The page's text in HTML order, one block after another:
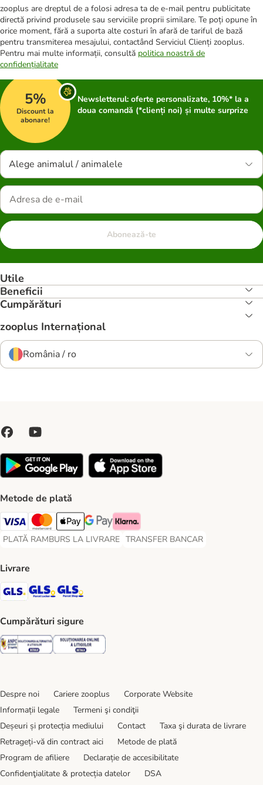
zooplus are dreptul de a folosi adresa ta de e-mail pentru publicitate
directă privind produsele sau serviciile proprii similare. Te poți opune în
orice moment, fără a suporta alte costuri în afară de tariful de bază
pentru transmiterea mesajului, contactând Serviciul Clienți zooplus.
Pentru mai multe informații, consultă politica noastră de
confidențialitate
5%
Discount la
abonare!
Newsletterul: oferte personalizate, 10%* la a
doua comandă (*clienți noi) și multe surprize
Alege animalul / animalele
Abonează-te
Utile
Beneficii
Cumpărături
zooplus Internațional
România / ro
Metode de plată
Visa Payment Method
Master Card Payment Method
Apple Pay Payment Method
Google Pay Payment Method
Klarna Payment Method
PLATĂ RAMBURS LA LIVRARE
PLATĂ RAMBURS LA LIVRARE Payment Method
TRANSFER BANCAR
TRANSFER BANCAR Payment
Livrare
GLS Shipping Method
GLS Locker Shipping Method
Cumpărături sigure
Security Security
Despre noi Cariere zooplus
Corporate Website
Informații legale
Termeni şi condiţii
Deșeuri și protecția mediului
Contact
Taxa şi durata de livrare
Retrageți-vă din contract aici
Metode de plată
Program de afiliere
Declarație de accesibilitate
Confidenţialitate & protecția datelor
DSA